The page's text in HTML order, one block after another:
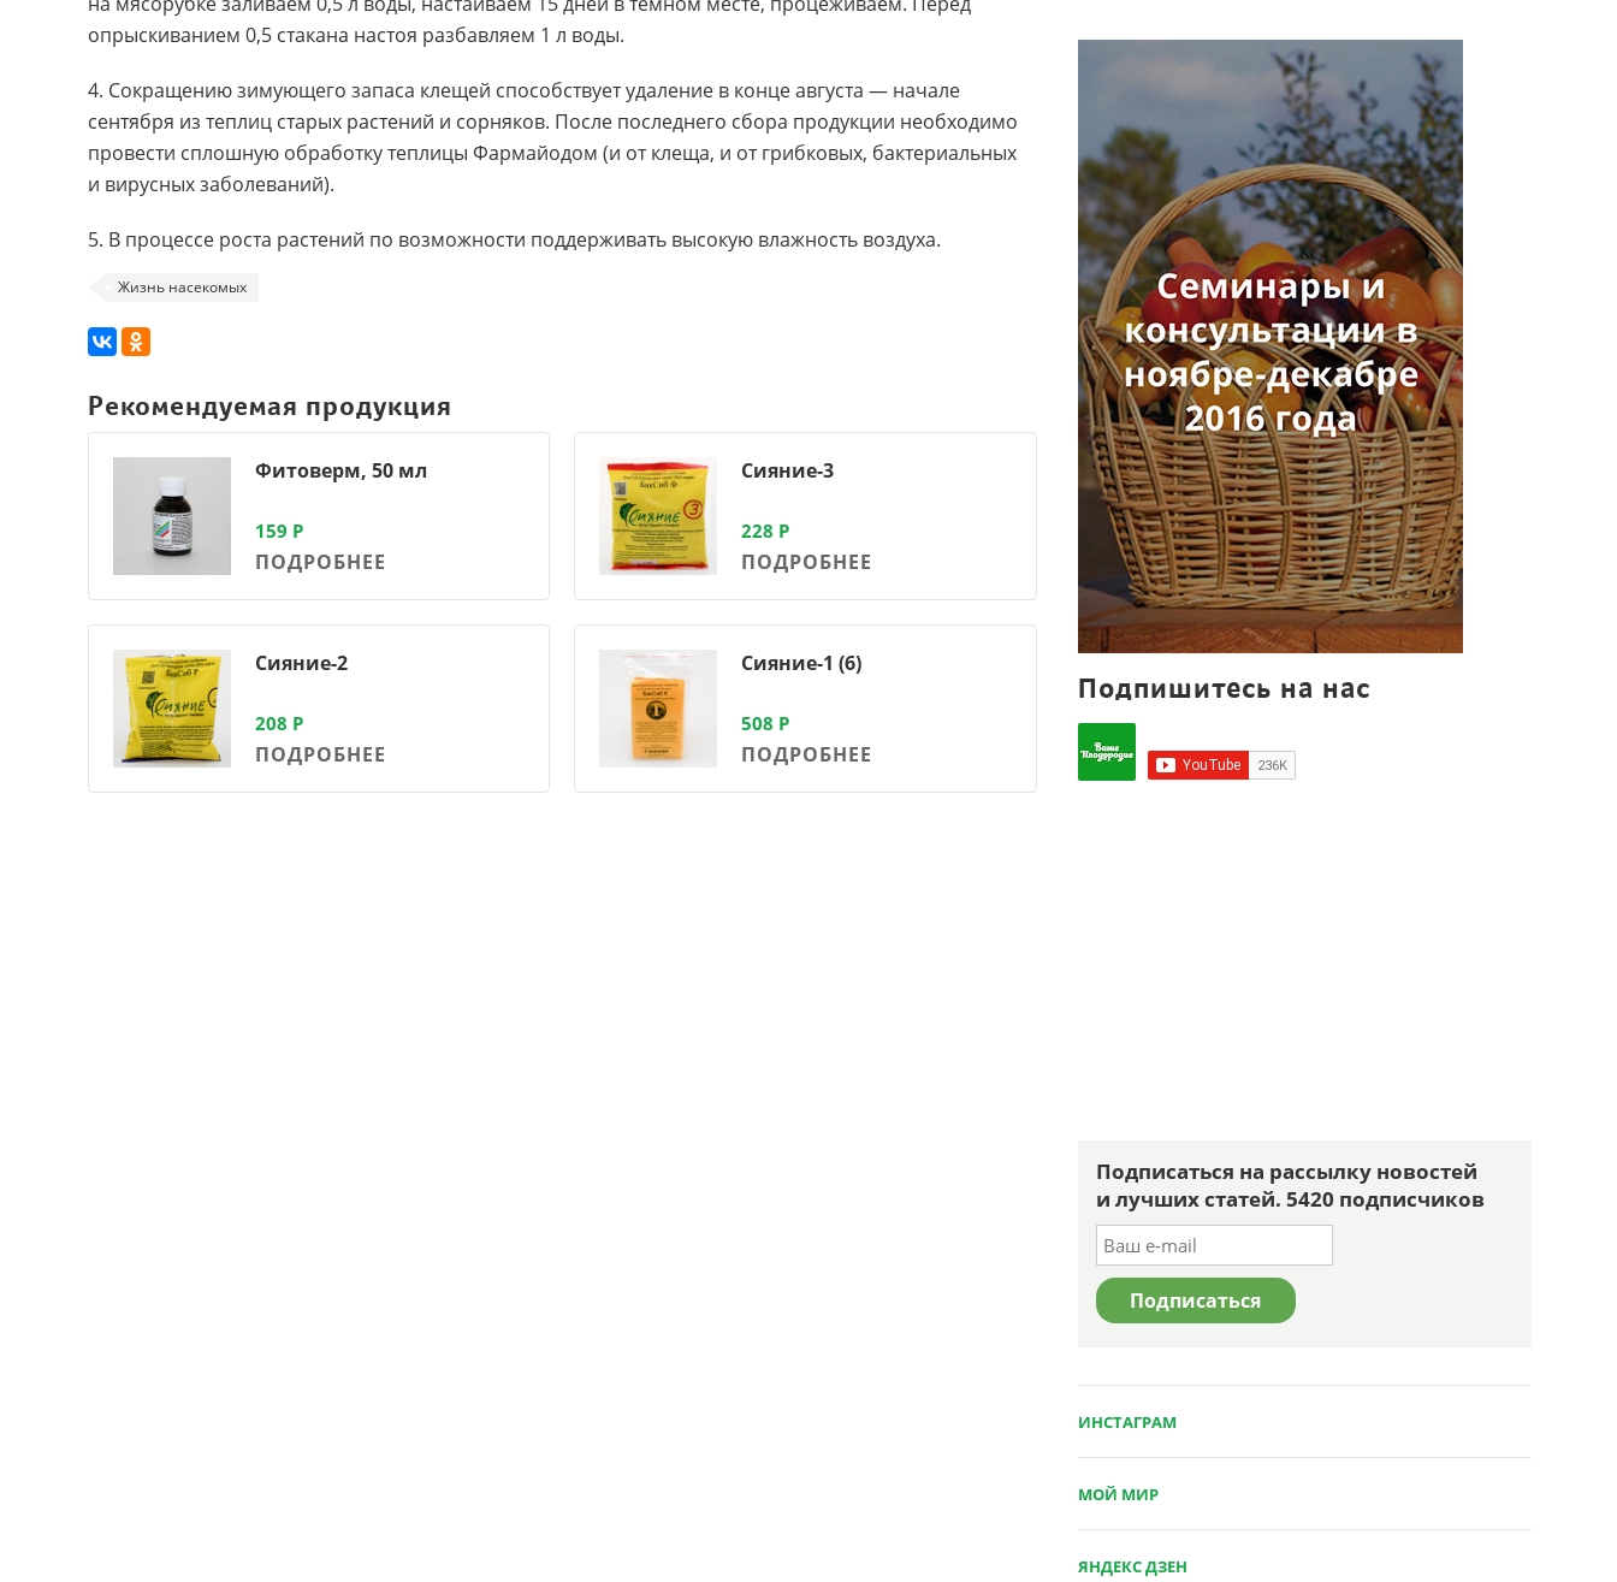
опрыскиванием 0,5 стакана настоя разбавляем 1 л воды.
4. Сокращению зимующего запаса клещей способствует удаление в конце августа — начале
сентября из теплиц старых растений и сорняков. После последнего сбора продукции необходимо
провести сплошную обработку теплицы Фармайодом (и от клеща, и от грибковых, бактериальных
и вирусных заболеваний).
5. В процессе роста растений по возможности поддерживать высокую влажность воздуха.
Жизнь насекомых
Рекомендуемая продукция
Фитоверм, 50 мл
159 Р
ПОДРОБНЕЕ
Сияние-3
228 Р
ПОДРОБНЕЕ
Сияние-2
208 Р
ПОДРОБНЕЕ
Сияние-1 (6)
508 Р
ПОДРОБНЕЕ
Подпишитесь на нас
Подписаться на рассылку новостей
и лучших статей. 5420 подписчиков
ИНСТАГРАМ
МОЙ МИР
ЯНДЕКС ДЗЕН